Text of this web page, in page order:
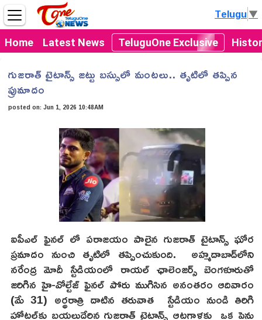
Home Latest News TeluguOne Exclusive
Telugu▼
గుజరాత్ టైటాన్స్ జట్టు బస్సులో మంటలు.. తృటిలో తప్పిన
ప్రుమాదం
posted on:Jun 1, 2026 10:48AM
ఐపీఎల్ ఫైనల్ లో పరాజయం పాలైన గుజరాత్ టైటాన్స్ ఘోర
ప్రమాదం నుంచి తృటిలో తప్పించుకుంది. అహ్మదాబాద్‌లోని
నరేంద్ర మోదీ స్టేడియంలో రాయల్ ఛాలెంజర్స్ బెంగళూరుతో
జరిగిన హై-వోల్టేజ్ ఫైనల్ పోరు ముగిసిన అనంతరం ఆదివారం
(మే 31) అర్థరాత్రి దాటిన తరువాత స్టేడియం నుండి తిరిగి
హోటల్‌కు బయలుదేరిన గుజరాత్ టైటాన్స్ ఆటగాళ్లకు ఒక పెను